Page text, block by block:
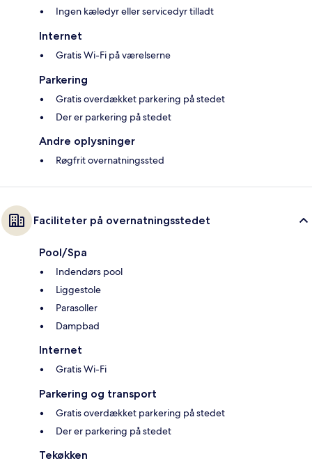
Ingen kæledyr eller servicedyr tilladt
Internet
Gratis Wi-Fi på værelserne
Parkering
Gratis overdækket parkering på stedet
Der er parkering på stedet
Andre oplysninger
Røgfrit overnatningssted
Faciliteter på overnatningsstedet
Pool/Spa
Indendørs pool
Liggestole
Parasoller
Dampbad
Internet
Gratis Wi-Fi
Parkering og transport
Gratis overdækket parkering på stedet
Der er parkering på stedet
Tekøkken